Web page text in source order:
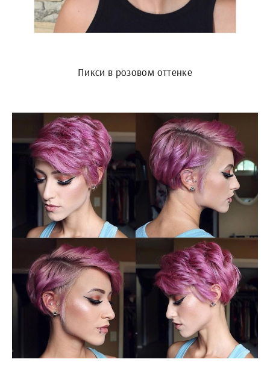
Пикси в розовом оттенке